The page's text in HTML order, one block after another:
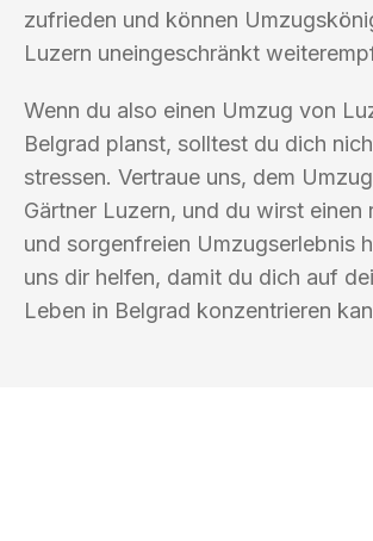
zufrieden und können
Luzern uneingeschränkt
Wenn du also einen Umzug von
Belgrad planst, solltest du dich
stressen. Vertraue uns, dem
Gärtner Luzern, und du wirst einen
und sorgenfreien Umzugserlebnis
uns dir helfen, damit du dich auf
Leben in Belgrad konzentrieren